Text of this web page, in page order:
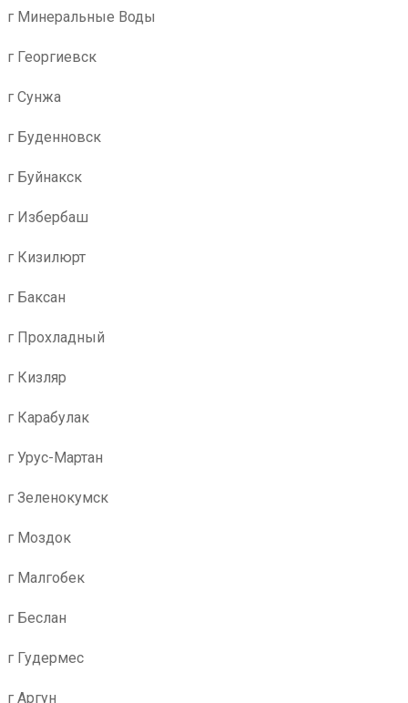
г Минеральные Воды
г Георгиевск
г Сунжа
г Буденновск
г Буйнакск
г Избербаш
г Кизилюрт
г Баксан
г Прохладный
г Кизляр
г Карабулак
г Урус-Мартан
г Зеленокумск
г Моздок
г Малгобек
г Беслан
г Гудермес
г Аргун